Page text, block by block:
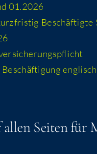
01.2026
Beschäf­tig­te
englisch
Sei­ten für